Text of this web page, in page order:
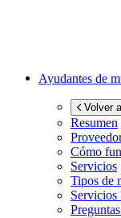
Ayudantes de
Volver
Resumen
Cómo
Servicios
Tipos de
Servicios